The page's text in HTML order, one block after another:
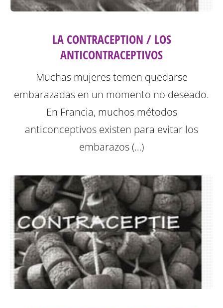
LA CONTRACEPTION / LOS
ANTICONTRACEPTIVOS
Muchas mujeres temen quedarse
embarazadas en un momento no deseado.
En Francia, muchos métodos
anticonceptivos existen para evitar los
embarazos (…)